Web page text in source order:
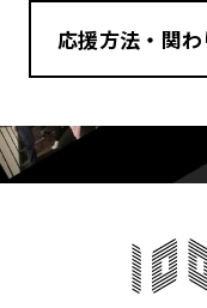
応援方法・関